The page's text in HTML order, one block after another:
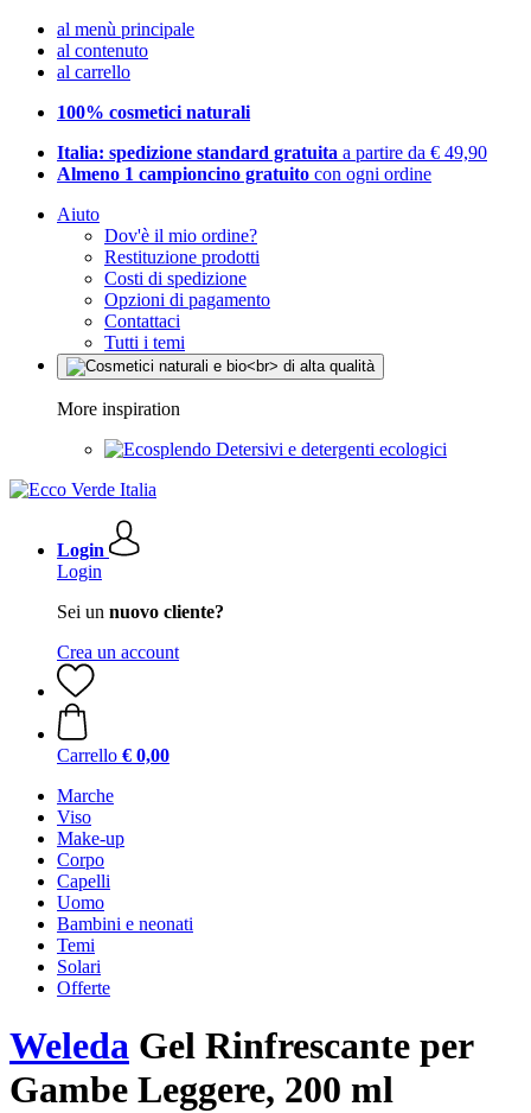
al menù principale
al contenuto
al carrello
100% cosmetici naturali
Italia: spedizione standard gratuita a partire da € 49,90
Almeno 1 campioncino gratuito con ogni ordine
Aiuto
Dov'è il mio ordine?
Restituzione prodotti
Costi di spedizione
Opzioni di pagamento
Contattaci
Tutti i temi
More inspiration
Detersivi e detergenti ecologici
Login
Login
Sei un nuovo cliente?
Crea un account
Carrello € 0,00
Marche
Viso
Make-up
Corpo
Capelli
Uomo
Bambini e neonati
Temi
Solari
Offerte
Weleda Gel Rinfrescante per
Gambe Leggere, 200 ml